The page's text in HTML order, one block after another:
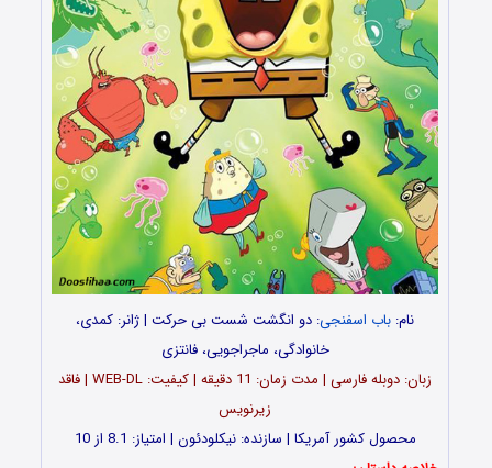
نام: باب اسفنجی: دو انگشت شست بی حرکت | ژانر: کمدی،
خانوادگی، ماجراجویی، فانتزی
زبان: دوبله فارسی | مدت زمان: 11 دقیقه | کیفیت: WEB-DL | فاقد
زیرنویس
محصول کشور آمریکا | سازنده: نیکلودئون | امتیاز: 8.1 از 10